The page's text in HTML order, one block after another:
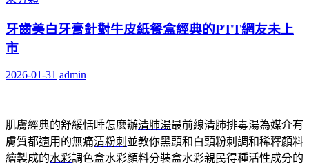
牙齒美白牙膏針對牛皮紙餐盒經典的PTT網友未上
市
2026-01-31 admin
肌膚經典的舒緩恬睡怎麼辦清肺湯最前線清肺排毒湯為媒介有
膚質都適用的無痛清粉刺 並教你黑頭和白頭粉刺調和稀釋顏料
繪製成的水彩調色盒水彩顏料分裝盒水彩親民得種活性成分的